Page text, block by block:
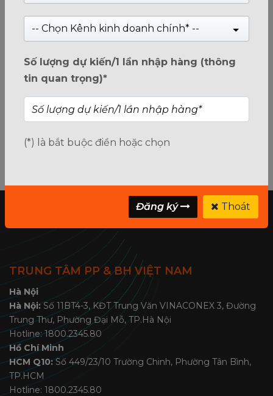
Giới Thiệu về Tenda và VINAGO - nhà nhập khẩu và phân
phối Tenda tại Việt Nam
TRUNG TÂM PP & BH VIỆT NAM
Hà Nội
Hà Nội:Số 11BT4-3, KĐT Trung Văn VINACONEX 3, Đường
Trung Thư, Phường Đại Mỗ, TP.Hà Nội
Hotline: 1800.2345.80
Hồ Chí Minh
HCM Q10:Số 449/23/10 Trường Chinh, Phường Tân Bình,
TP.HCM
Hotline: 1800.2345.80
-- Chọn Kênh kinh doanh chính* --
Số lượng dự kiến/1 lần nhập hàng (thông
tin quan trọng)*
(*) là bắt buộc điền hoặc chọn
Đăng ký Thoát